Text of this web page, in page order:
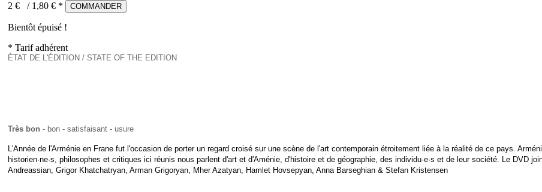
2 € / 1,80 € * COMMANDER
Bientôt épuisé !
* Tarif adhérent
ÉTAT DE L'ÉDITION / STATE OF THE EDITION
Très bon - bon - satisfaisant - usure
L'Année de l'Arménie en Frane fut l'occasion de porter un regard croisé sur une scène de l'art contemporain étroitement liée à la réalité de ce pays.
historien·ne·s, philosophes et critiques ici réunis nous parlent d'art et d'Aménie, d'histoire et de géographie, des individu·e·s et de leur société. Le DVD
Andreassian, Grigor Khatchatryan, Arman Grigoryan, Mher Azatyan, Hamlet Hovsepyan, Anna Barseghian & Stefan Kristensen